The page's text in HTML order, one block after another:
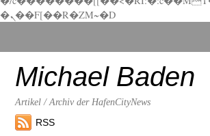
�ܢ��F[��R�ZM~�D
down
contentMichael Baden
Artikel / Archiv der HafenCityNews
RSS